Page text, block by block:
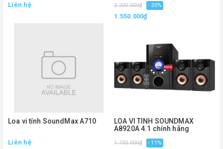
Liên hệ 2.200.000₫ - 30%
1.550.000₫
Loa vi tính SoundMax A710
Liên hệ
LOA VI TÍNH SOUNDMAX
A8920A 4.1 chính hãng
1.750.000₫ - 11%